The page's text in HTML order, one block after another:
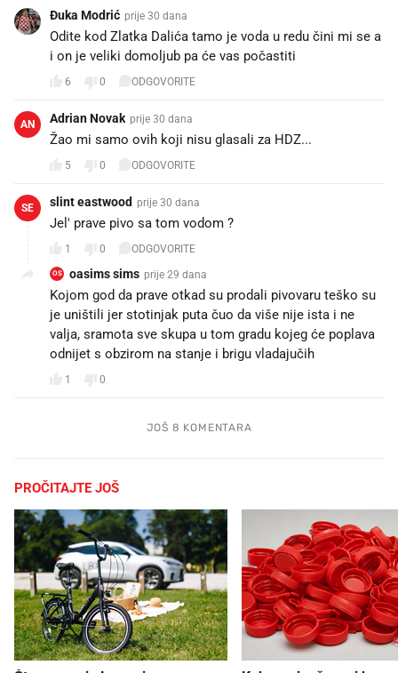
Đuka Modrić prije 30 dana
Odite kod Zlatka Dalića tamo je voda u redu čini mi se a
i on je veliki domoljub pa će vas počastiti
6 0 ODGOVORITE
AN Adrian Novak prije 30 dana
Žao mi samo ovih koji nisu glasali za HDZ...
5 0 ODGOVORITE
SE slint eastwood prije 30 dana
Jel' prave pivo sa tom vodom ?
1 0 ODGOVORITE
OS oasims sims prije 29 dana
Kojom god da prave otkad su prodali pivovaru teško su
je uništili jer stotinjak puta čuo da više nije ista i ne
valja, sramota sve skupa u tom gradu kojeg će poplava
odnijet s obzirom na stanje i brigu vladajučih
1 0
JOŠ 8 KOMENTARA
PROČITAJTE JOŠ